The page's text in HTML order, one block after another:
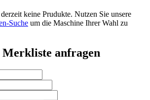
keine Prudukte. Nutzen Sie unsere
Suche um die Maschine Ihrer Wahl zu
anfragen